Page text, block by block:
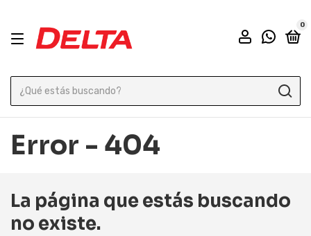
0
Error - 404
La página que estás buscando
no existe.